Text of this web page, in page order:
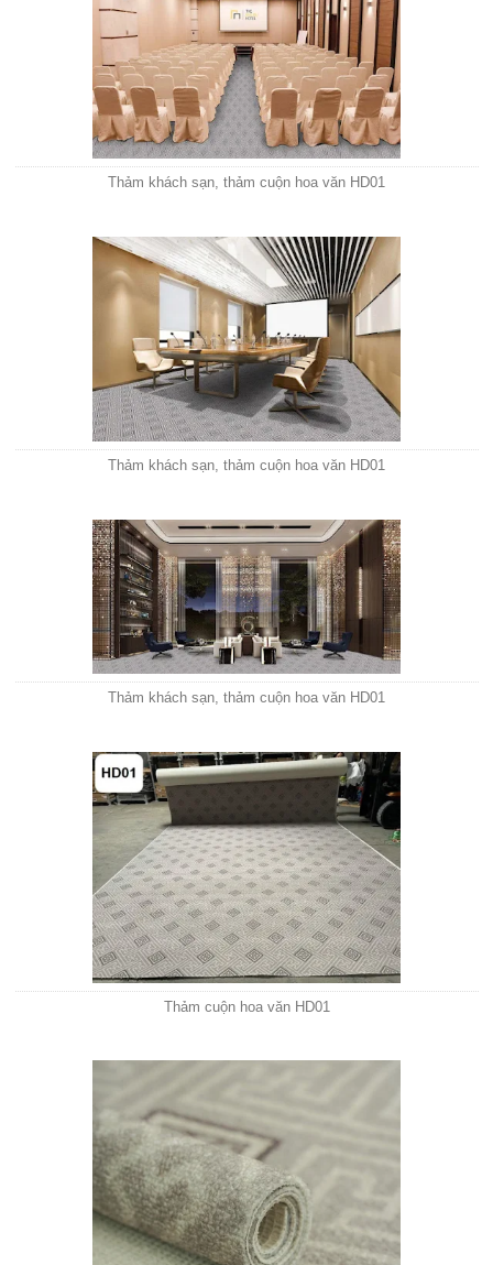
Thảm khách sạn, thảm cuộn hoa văn HD01
Thảm khách sạn, thảm cuộn hoa văn HD01
Thảm khách sạn, thảm cuộn hoa văn HD01
Thảm cuộn hoa văn HD01